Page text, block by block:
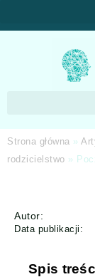
Strona główna »
rodzicielstwo »
Autor:
Data publikacji:
Spis